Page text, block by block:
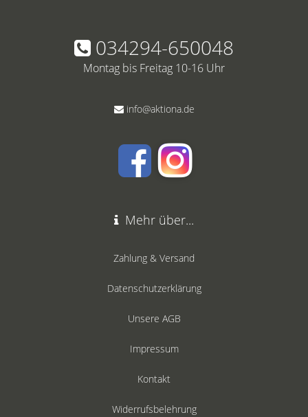
034294-650048
Montag bis Freitag 10-16 Uhr
info@aktiona.de
Mehr über...
Zahlung & Versand
Datenschutzerklärung
Unsere AGB
Impressum
Kontakt
Widerrufsbelehrung